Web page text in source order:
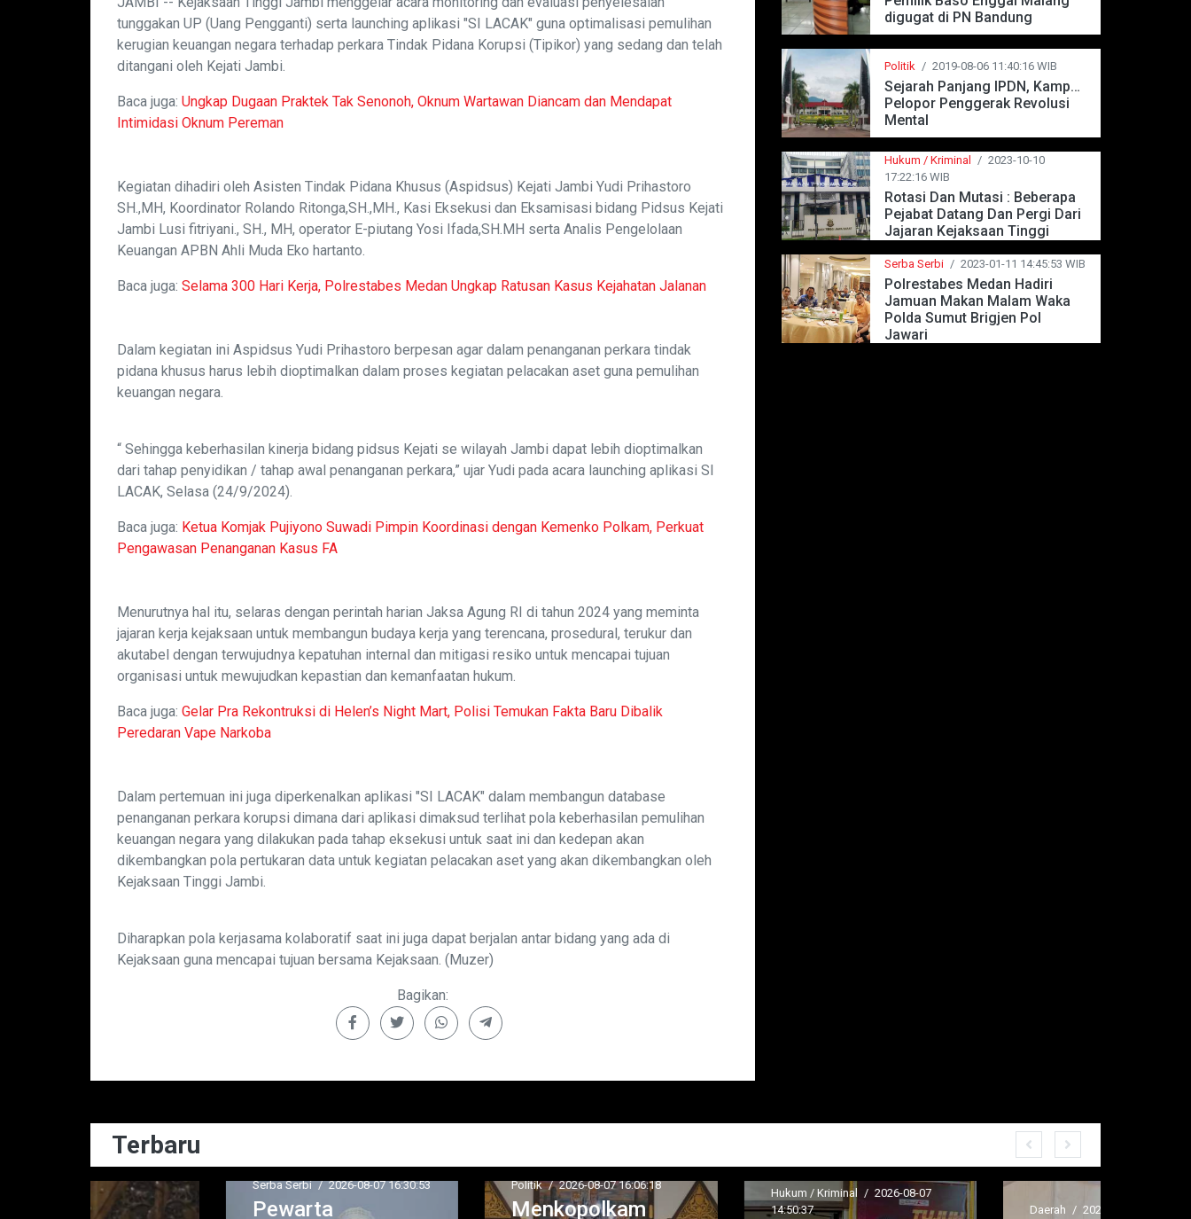
tunggakan UP (Uang Pengganti) serta launching aplikasi "SI LACAK" guna optimalisasi pemulihan
kerugian keuangan negara terhadap perkara Tindak Pidana Korupsi (Tipikor) yang sedang dan telah
ditangani oleh Kejati Jambi.
Baca juga: Ungkap Dugaan Praktek Tak Senonoh, Oknum Wartawan Diancam dan Mendapat
Intimidasi Oknum Pereman
Kegiatan dihadiri oleh Asisten Tindak Pidana Khusus (Aspidsus) Kejati Jambi Yudi Prihastoro
SH.,MH, Koordinator Rolando Ritonga,SH.,MH., Kasi Eksekusi dan Eksamisasi bidang Pidsus Kejati
Jambi Lusi fitriyani., SH., MH, operator E-piutang Yosi Ifada,SH.MH serta Analis Pengelolaan
Keuangan APBN Ahli Muda Eko hartanto.
Baca juga: Selama 300 Hari Kerja, Polrestabes Medan Ungkap Ratusan Kasus Kejahatan Jalanan
Dalam kegiatan ini Aspidsus Yudi Prihastoro berpesan agar dalam penanganan perkara tindak
pidana khusus harus lebih dioptimalkan dalam proses kegiatan pelacakan aset guna pemulihan
keuangan negara.
“ Sehingga keberhasilan kinerja bidang pidsus Kejati se wilayah Jambi dapat lebih dioptimalkan
dari tahap penyidikan / tahap awal penanganan perkara,” ujar Yudi pada acara launching aplikasi SI
LACAK, Selasa (24/9/2024).
Baca juga: Ketua Komjak Pujiyono Suwadi Pimpin Koordinasi dengan Kemenko Polkam, Perkuat
Pengawasan Penanganan Kasus FA
Menurutnya hal itu, selaras dengan perintah harian Jaksa Agung RI di tahun 2024 yang meminta
jajaran kerja kejaksaan untuk membangun budaya kerja yang terencana, prosedural, terukur dan
akutabel dengan terwujudnya kepatuhan internal dan mitigasi resiko untuk mencapai tujuan
organisasi untuk mewujudkan kepastian dan kemanfaatan hukum.
Baca juga: Gelar Pra Rekontruksi di Helen’s Night Mart, Polisi Temukan Fakta Baru Dibalik
Peredaran Vape Narkoba
Dalam pertemuan ini juga diperkenalkan aplikasi "SI LACAK" dalam membangun database
penanganan perkara korupsi dimana dari aplikasi dimaksud terlihat pola keberhasilan pemulihan
keuangan negara yang dilakukan pada tahap eksekusi untuk saat ini dan kedepan akan
dikembangkan pola pertukaran data untuk kegiatan pelacakan aset yang akan dikembangkan oleh
Kejaksaan Tinggi Jambi.
Diharapkan pola kerjasama kolaboratif saat ini juga dapat berjalan antar bidang yang ada di
Kejaksaan guna mencapai tujuan bersama Kejaksaan. (Muzer)
Bagikan:
digugat di PN Bandung
Politik / 2019-08-06 11:40:16 WIB
Sejarah Panjang IPDN, Kampus
Pelopor Penggerak Revolusi
Mental
Hukum / Kriminal / 2023-10-10
17:22:16 WIB
Rotasi Dan Mutasi : Beberapa
Pejabat Datang Dan Pergi Dari
Jajaran Kejaksaan Tinggi
Serba Serbi / 2023-01-11 14:45:53 WIB
Polrestabes Medan Hadiri
Jamuan Makan Malam Waka
Polda Sumut Brigjen Pol
Jawari
Terbaru
Serba Serbi / 2026-08-07 16:30:53
Pewarta
Politik / 2026-08-07 16:06:18
Menkopolkam
Hukum / Kriminal
2026-08-07
14:50:37
Daerah / 2026-08-07 14:45:35